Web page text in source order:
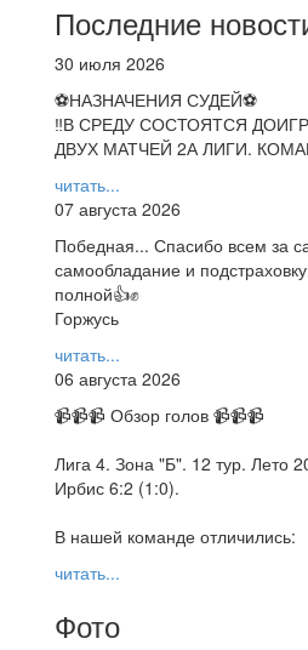
Последние
30 июля 2026
⚽НАЗНАЧЕНИЯ СУДЕЙ⚽
‼В СРЕДУ СОСТОЯТСЯ
ДВУХ МАТЧЕЙ 2А ЛИГИ.
читать...
07 августа 2026
Победная... Спасибо всем за
самообладание и
полной👍✊
Горжусь
читать...
06 августа 2026
📹📹📹 Обзор голов 📹📹📹
Лига 4. Зона "Б". 12 тур. Лето
Ирбис 6:2 (1:0).
В нашей команде отличились:
читать...
Фото